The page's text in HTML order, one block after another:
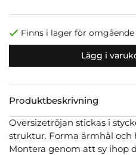
Finns i lager för omgående
Lägg i
Produktbeskrivning
Oversizetröjan stickas i
struktur. Forma ärmhål och
Montera genom att sy ihop